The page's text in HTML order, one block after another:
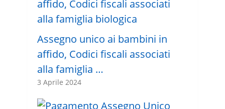
Assegno unico ai bambini in
affido, Codici fiscali associati
alla famiglia …
3 Aprile 2024